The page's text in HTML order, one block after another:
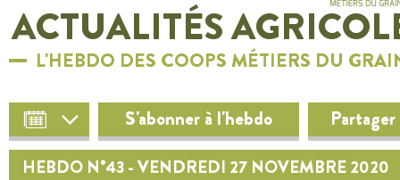
ACTUALITÉS
L'HEBDO DES COOPS MÉTIERS DU
S'abonner à l'hebdo Partager
HEBDO N°43 - VENDREDI 27 NOVEMBRE 2020